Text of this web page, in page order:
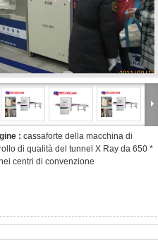
: cassaforte della macchina di
di qualità del tunnel X Ray da 650 *
centri di convenzione